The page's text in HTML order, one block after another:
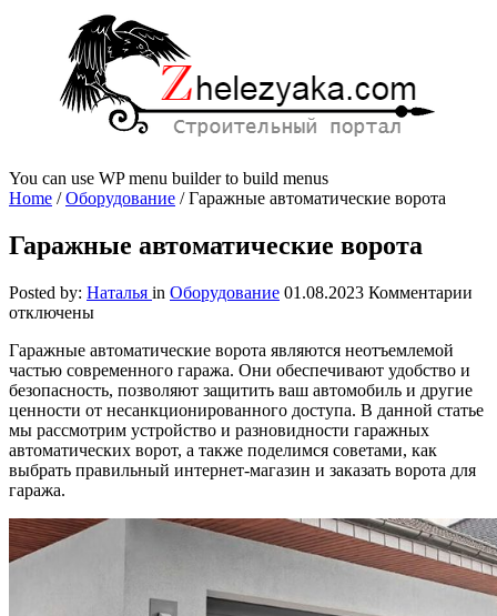
You can use WP menu builder to build menus
Home /Оборудование /Гаражные автоматические ворота
Гаражные автоматические ворота
Posted by: Наталья in Оборудование 01.08.2023 Комментарии
отключены
Гаражные автоматические ворота являются неотъемлемой
частью современного гаража. Они обеспечивают удобство и
безопасность, позволяют защитить ваш автомобиль и другие
ценности от несанкционированного доступа. В данной статье
мы рассмотрим устройство и разновидности гаражных
автоматических ворот, а также поделимся советами, как
выбрать правильный интернет-магазин и заказать ворота для
гаража.